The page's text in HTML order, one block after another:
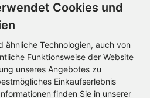
Cookies und
ähnliche Technologien, auch von
Funktionsweise der Website
unseres Angebotes zu
Einkaufserlebnis
finden Sie in unserer